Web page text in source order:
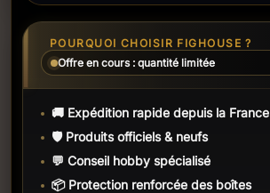
POURQUOI CHOISIR FIGHOUSE ?
Offre en cours : quantité limitée
🚚 Expédition rapide depuis la France
🛡️ Produits officiels & neufs
💬 Conseil hobby spécialisé
📦 Protection renforcée des boîtes